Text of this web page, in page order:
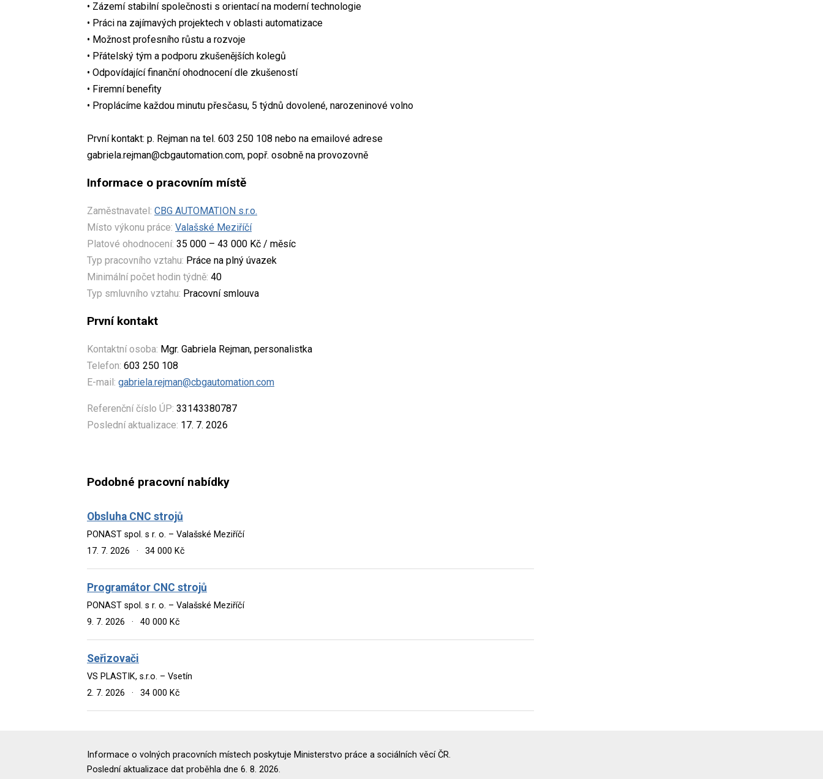
• Zázemí stabilní společnosti s orientací na moderní technologie
• Práci na zajímavých projektech v oblasti automatizace
• Možnost profesního růstu a rozvoje
• Přátelský tým a podporu zkušenějších kolegů
• Odpovídající finanční ohodnocení dle zkušeností
• Firemní benefity
• Proplácíme každou minutu přesčasu, 5 týdnů dovolené, narozeninové volno
První kontakt: p. Rejman na tel. 603 250 108 nebo na emailové adrese
gabriela.rejman@cbgautomation.com, popř. osobně na provozovně
Informace o pracovním místě
Zaměstnavatel: CBG AUTOMATION s.r.o.
Místo výkonu práce: Valašské Meziříčí
Platové ohodnocení: 35 000 – 43 000 Kč / měsíc
Typ pracovního vztahu: Práce na plný úvazek
Minimální počet hodin týdně: 40
Typ smluvního vztahu: Pracovní smlouva
První kontakt
Kontaktní osoba: Mgr. Gabriela Rejman, personalistka
Telefon: 603 250 108
E-mail: gabriela.rejman@cbgautomation.com
Referenční číslo ÚP: 33143380787
Poslední aktualizace: 17. 7. 2026
Podobné pracovní nabídky
Obsluha CNC strojů
PONAST spol. s r. o. – Valašské Meziříčí
17. 7. 2026
· 34 000 Kč
Programátor CNC strojů
PONAST spol. s r. o. – Valašské Meziříčí
9. 7. 2026
· 40 000 Kč
Seřizovači
VS PLASTIK, s.r.o. – Vsetín
2. 7. 2026
· 34 000 Kč
Informace o volných pracovních místech poskytuje Ministerstvo práce a sociálních věcí ČR.
Poslední aktualizace dat proběhla dne 6. 8. 2026.